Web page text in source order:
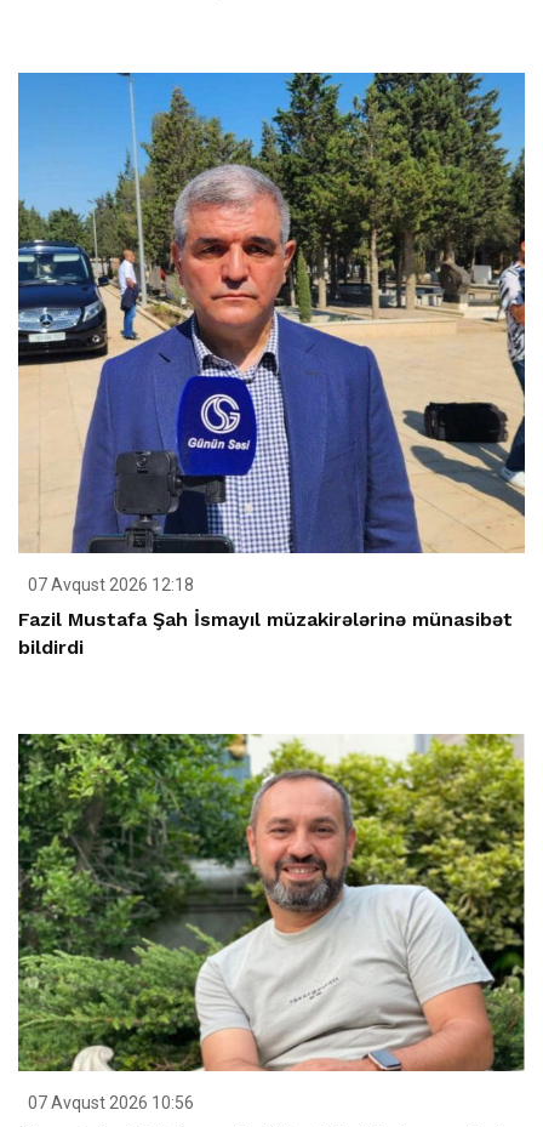
07 Avqust 2026 12:18
Fazil Mustafa Şah İsmayıl müzakirələrinə münasibət
bildirdi
07 Avqust 2026 10:56